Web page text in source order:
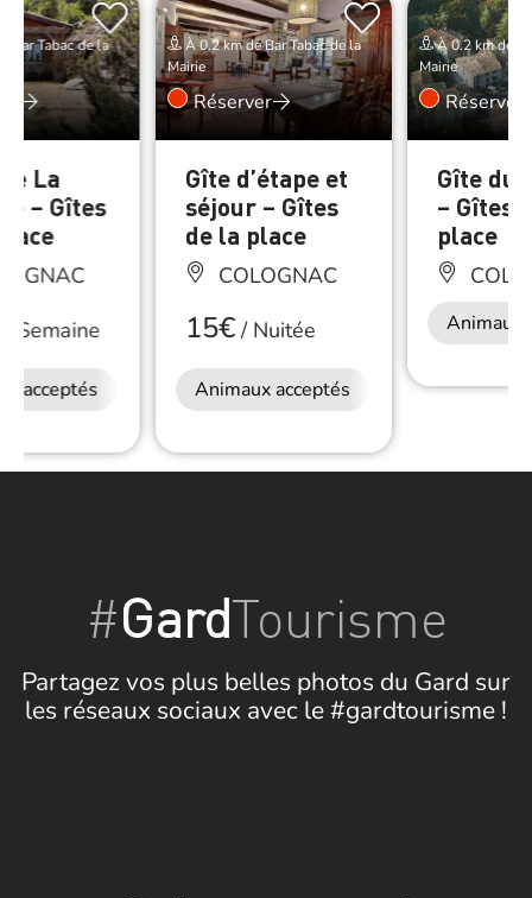
Bar Tabac de la
La
– Gîtes
Semaine
acceptés
À 0.2 km de Bar Tabac de la
Mairie
Réserver
Gîte d’étape et
séjour – Gîtes
de la place
COLOGNAC
15€/Nuitée
Animaux acceptés
À 0.2 km de
Mairie
Réserver
Gîte du
– Gîtes
place
Animaux
#GardTourisme
Partagez vos plus belles photos du Gard sur
les réseaux sociaux avec le #gardtourisme !